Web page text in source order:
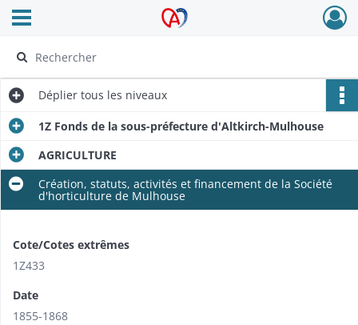
Archives Alsace - Colmar
Ouvrir le menu déroulant
Déplier tous les niveaux
1Z Fonds de la sous-préfecture d'Altkirch-Mulhouse
AGRICULTURE
Création, statuts, activités et financement de la Société
d'horticulture de Mulhouse
Cote/Cotes extrêmes
1Z433
Date
1855-1868